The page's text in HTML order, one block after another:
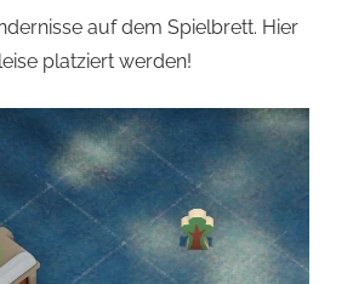
auf dem Spielbrett. Hier
platziert werden!